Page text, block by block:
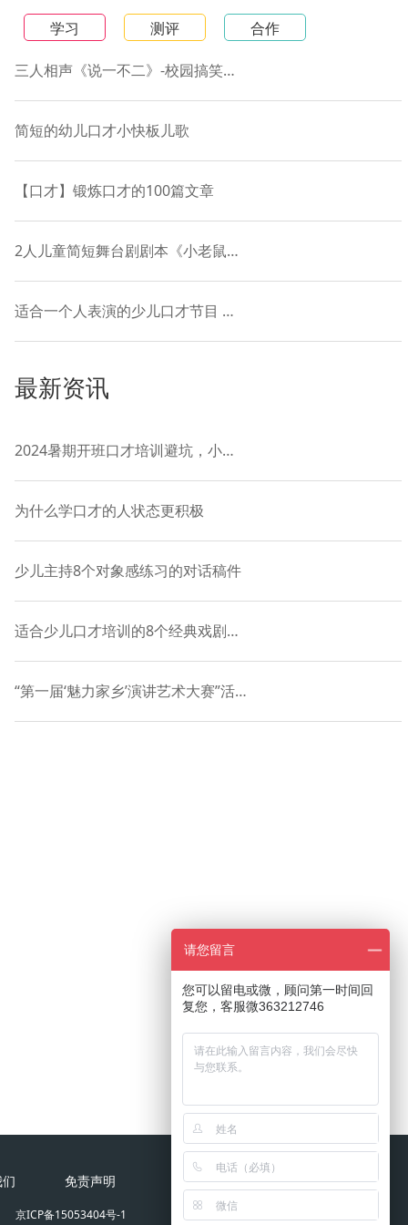
学习 测评 合作
三人相声《说一不二》-校园搞笑短剧本
简短的幼儿口才小快板儿歌
【口才】锻炼口才的100篇文章
2人儿童简短舞台剧剧本《小老鼠和落叶的故事》
适合一个人表演的少儿口才节目 贯口《十道黑》
最新资讯
2024暑期开班口才培训避坑，小主持课程-语慧9年品牌授权
为什么学口才的人状态更积极
少儿主持8个对象感练习的对话稿件
适合少儿口才培训的8个经典戏剧表演对白
“第一届‘魅力家乡’演讲艺术大赛”活动正式启动
免责声明
京ICP备15053404号-1
请您留言
您可以留电或微，顾问第一时间回
复您，客服微363212746